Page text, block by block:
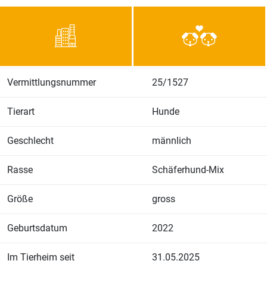
Vermittlungsnummer 25/1527
Tierart Hunde
Geschlecht männlich
Rasse Schäferhund-Mix
Größe gross
Geburtsdatum 2022
Im Tierheim seit 31.05.2025